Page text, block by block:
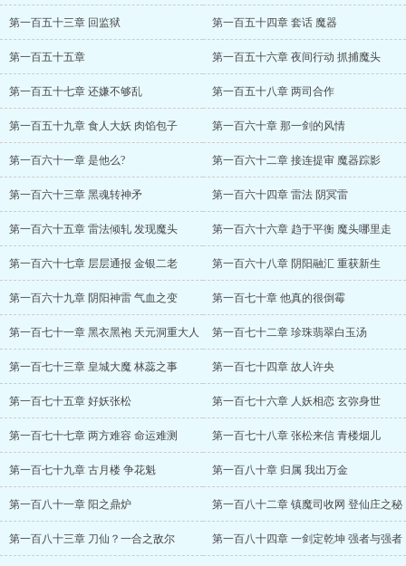
第一百五十三章 回监狱 第一百五十四章 套话 魔器
第一百五十五章 第一百五十六章 夜间行动 抓捕魔头
第一百五十七章 还嫌不够乱 第一百五十八章 两司合作
第一百五十九章 食人大妖 肉馅包子 第一百六十章 那一剑的风情
第一百六十一章 是他么? 第一百六十二章 接连提审 魔器踪影
第一百六十三章 黑魂转神矛 第一百六十四章 雷法 阴冥雷
第一百六十五章 雷法倾轧 发现魔头 第一百六十六章 趋于平衡 魔头哪里走
第一百六十七章 层层通报 金银二老 第一百六十八章 阴阳融汇 重获新生
第一百六十九章 阴阳神雷 气血之变 第一百七十章 他真的很倒霉
第一百七十一章 黑衣黑袍 天元洞重大人 第一百七十二章 珍珠翡翠白玉汤
第一百七十三章 皇城大魔 林蕊之事 第一百七十四章 故人许央
第一百七十五章 好妖张松 第一百七十六章 人妖相恋 玄弥身世
第一百七十七章 两方难容 命运难测 第一百七十八章 张松来信 青楼烟儿
第一百七十九章 古月楼 争花魁 第一百八十章 归属 我出万金
第一百八十一章 阳之鼎炉 第一百八十二章 镇魔司收网 登仙庄之秘
第一百八十三章 刀仙？一合之敌尔 第一百八十四章 一剑定乾坤 强者与强者